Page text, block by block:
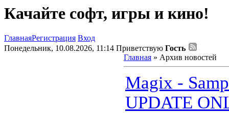
Качайте софт, игры и кино!
ГлавнаяРегистрация Вход
Понедельник, 10.08.2026, 11:14 Приветствую Гость
Главная » Архив новостей
Magix -
UPDATE